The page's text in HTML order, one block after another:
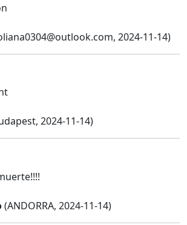
, 2024-11-14)
2024-11-14)
(ANDORRA, 2024-11-14)